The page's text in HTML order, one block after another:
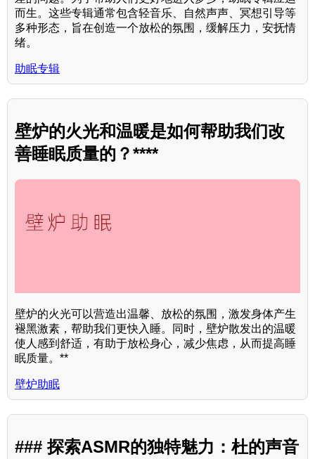
而生。这些专辑通常包含轻音乐、自然声声、冥想引导等
多种形态，旨在创造一个放松的氛围，缓解压力，安抚情
绪。
助眠专辑
壁炉的火光和温暖是如何帮助我们改
善睡眠质量的？****
壁炉的火光可以营造出温馨、放松的氛围，激发身体产生
褪黑激素，帮助我们更快入睡。同时，壁炉散发出的温暖
使人感到舒适，有助于放松身心，减少焦虑，从而提高睡
眠质量。**
壁炉助眠
### 探索ASMR的独特魅力：杜的声音